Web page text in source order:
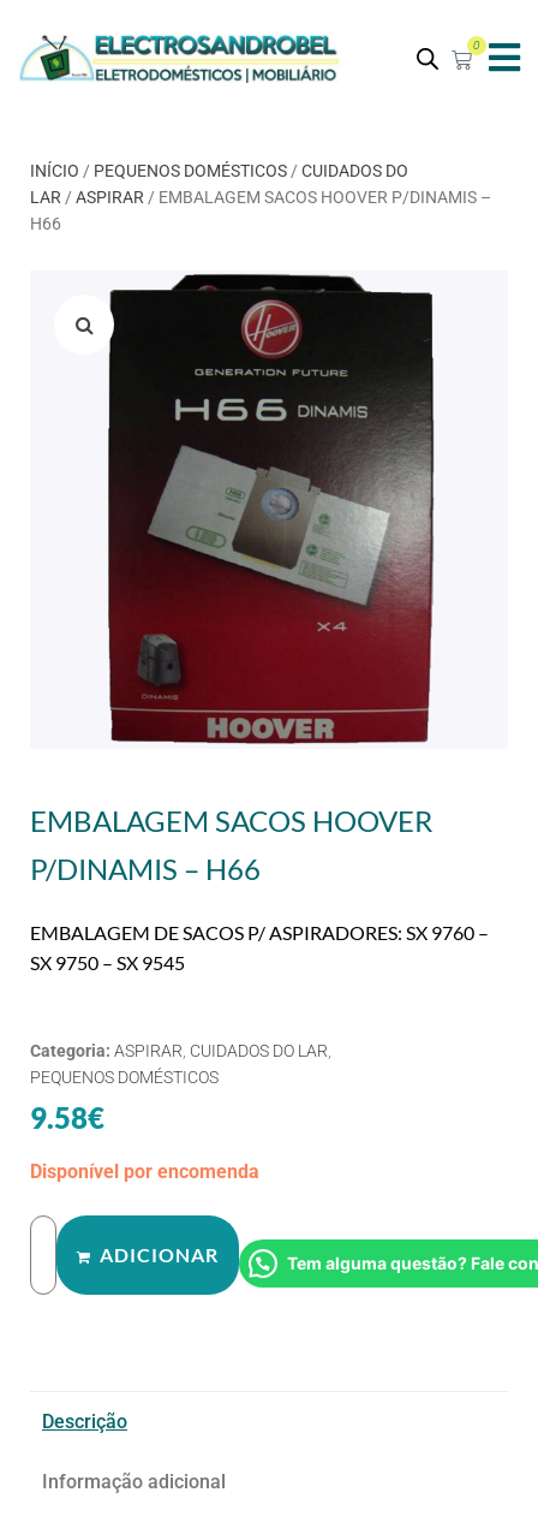
0
INÍCIO / PEQUENOS DOMÉSTICOS / CUIDADOS DO
LAR / ASPIRAR / EMBALAGEM SACOS HOOVER P/DINAMIS –
H66
EMBALAGEM SACOS HOOVER
P/DINAMIS – H66
EMBALAGEM DE SACOS P/ ASPIRADORES: SX 9760 –
SX 9750 – SX 9545
Categoria: ASPIRAR CUIDADOS DO LAR
PEQUENOS DOMÉSTICOS
9.58€
Disponível por encomenda
ADICIONAR Tem alguma questão? Fale
Descrição
Informação adicional